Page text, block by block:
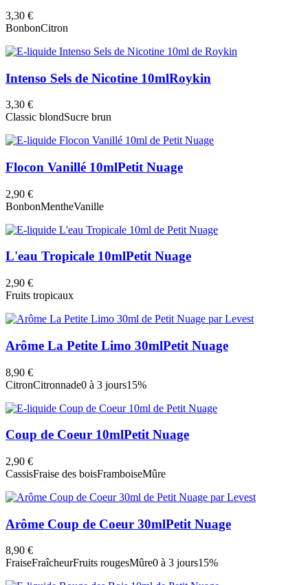
3,30 €
BonbonCitron
Intenso Sels de Nicotine 10mlRoykin
3,30 €
Classic blondSucre brun
Flocon Vanillé 10mlPetit Nuage
2,90 €
BonbonMentheVanille
L'eau Tropicale 10mlPetit Nuage
2,90 €
Fruits tropicaux
Arôme La Petite Limo 30mlPetit Nuage
8,90 €
CitronCitronnade0 à 3 jours15%
Coup de Coeur 10mlPetit Nuage
2,90 €
CassisFraise des boisFramboiseMûre
Arôme Coup de Coeur 30mlPetit Nuage
8,90 €
FraiseFraîcheurFruits rougesMûre0 à 3 jours15%